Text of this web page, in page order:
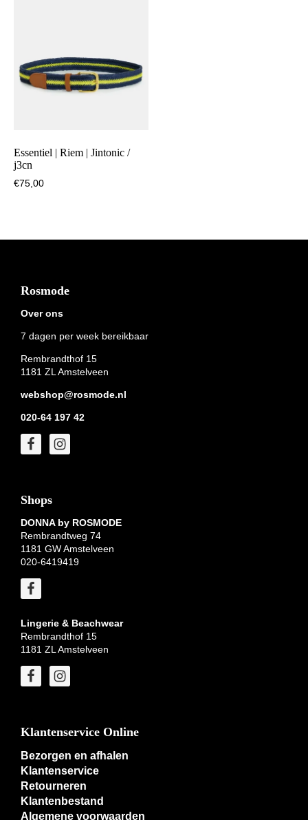
Essentiel | Riem | Jintonic /
j3cn
€75,00
Footer
Rosmode
Over ons
7 dagen per week bereikbaar
Rembrandthof 15
1181 ZL Amstelveen
webshop@rosmode.nl
020-64 197 42
Shops
DONNA by ROSMODE
Rembrandtweg 74
1181 GW Amstelveen
020-6419419
Lingerie & Beachwear
Rembrandthof 15
1181 ZL Amstelveen
Klantenservice Online
Bezorgen en afhalen
Klantenservice
Retourneren
Klantenbestand
Algemene voorwaarden